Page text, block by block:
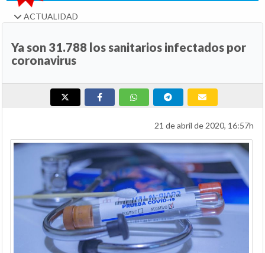
ACTUALIDAD
Ya son 31.788 los sanitarios infectados por
coronavirus
21 de abril de 2020, 16:57h